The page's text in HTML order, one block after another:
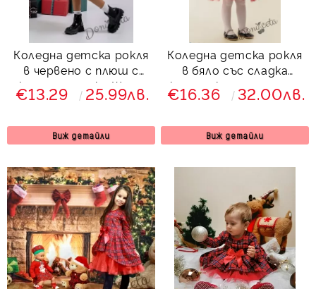
Коледна детска рокля
в червено с плюш с
коледна шапка Шели
€13.29 25.99лв.
Виж детайли
Коледна детска рокля
в бяло със сладка
картинка на еленче и
блестящ тюл в
€16.36 32.00лв.
Виж детайли